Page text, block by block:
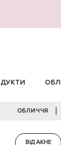
ОБЛИЧЧЯ
ВІД АКНЕ